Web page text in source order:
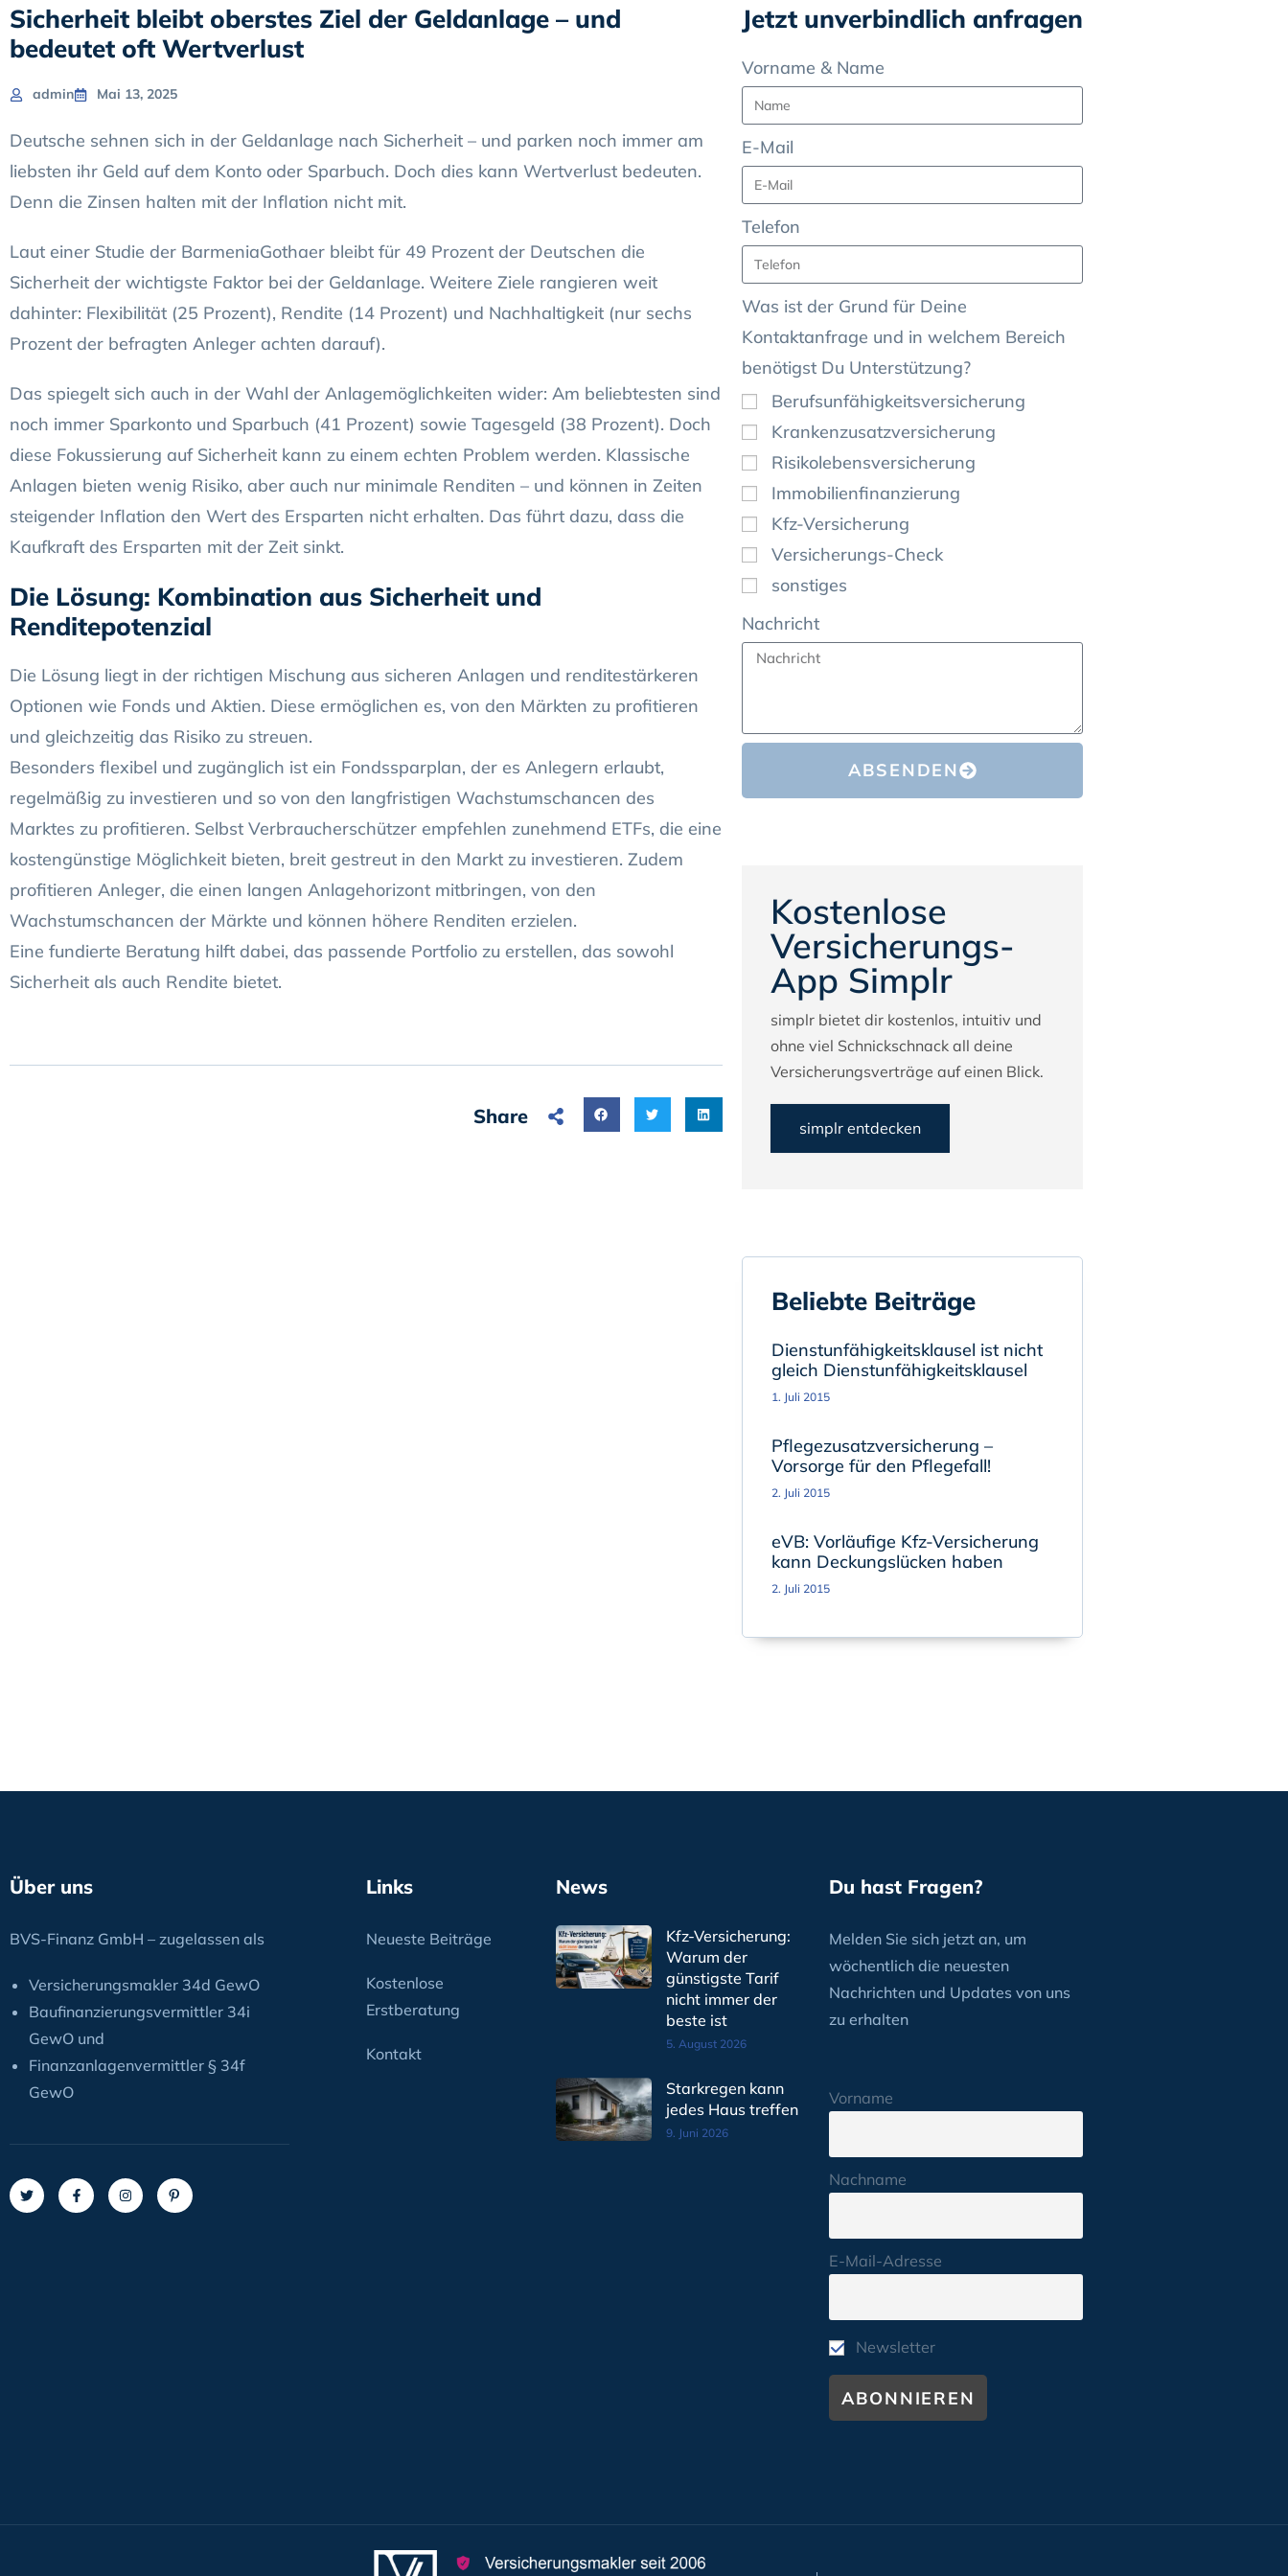
Sicherheit bleibt oberstes Ziel der Geldanlage – und
bedeutet oft Wertverlust
admin Mai 13, 2025
Deutsche sehnen sich in der Geldanlage nach Sicherheit – und parken noch immer am
liebsten ihr Geld auf dem Konto oder Sparbuch. Doch dies kann Wertverlust bedeuten.
Denn die Zinsen halten mit der Inflation nicht mit.
Laut einer Studie der BarmeniaGothaer bleibt für 49 Prozent der Deutschen die
Sicherheit der wichtigste Faktor bei der Geldanlage. Weitere Ziele rangieren weit
dahinter: Flexibilität (25 Prozent), Rendite (14 Prozent) und Nachhaltigkeit (nur sechs
Prozent der befragten Anleger achten darauf).
Das spiegelt sich auch in der Wahl der Anlagemöglichkeiten wider: Am beliebtesten sind
noch immer Sparkonto und Sparbuch (41 Prozent) sowie Tagesgeld (38 Prozent). Doch
diese Fokussierung auf Sicherheit kann zu einem echten Problem werden. Klassische
Anlagen bieten wenig Risiko, aber auch nur minimale Renditen – und können in Zeiten
steigender Inflation den Wert des Ersparten nicht erhalten. Das führt dazu, dass die
Kaufkraft des Ersparten mit der Zeit sinkt.
Die Lösung: Kombination aus Sicherheit und
Renditepotenzial
Die Lösung liegt in der richtigen Mischung aus sicheren Anlagen und renditestärkeren
Optionen wie Fonds und Aktien. Diese ermöglichen es, von den Märkten zu profitieren
und gleichzeitig das Risiko zu streuen.
Besonders flexibel und zugänglich ist ein Fondssparplan, der es Anlegern erlaubt,
regelmäßig zu investieren und so von den langfristigen Wachstumschancen des
Marktes zu profitieren. Selbst Verbraucherschützer empfehlen zunehmend ETFs, die eine
kostengünstige Möglichkeit bieten, breit gestreut in den Markt zu investieren. Zudem
profitieren Anleger, die einen langen Anlagehorizont mitbringen, von den
Wachstumschancen der Märkte und können höhere Renditen erzielen.
Eine fundierte Beratung hilft dabei, das passende Portfolio zu erstellen, das sowohl
Sicherheit als auch Rendite bietet.
Share
Jetzt unverbindlich anfragen
Vorname & Name
E-Mail
Telefon
Was ist der Grund für Deine
Kontaktanfrage und in welchem Bereich
benötigst Du Unterstützung?
Berufsunfähigkeitsversicherung
Krankenzusatzversicherung
Risikolebensversicherung
Immobilienfinanzierung
Kfz-Versicherung
Versicherungs-Check
sonstiges
Nachricht
ABSENDEN
Kostenlose
Versicherungs-
App Simplr
simplr bietet dir kostenlos, intuitiv und
ohne viel Schnickschnack all deine
Versicherungsverträge auf einen Blick.
simplr entdecken
Beliebte Beiträge
Dienstunfähigkeitsklausel ist nicht
gleich Dienstunfähigkeitsklausel
1. Juli 2015
Pflegezusatzversicherung –
Vorsorge für den Pflegefall!
2. Juli 2015
eVB: Vorläufige Kfz-Versicherung
kann Deckungslücken haben
2. Juli 2015
Über uns
BVS-Finanz GmbH – zugelassen als
Versicherungsmakler 34d GewO
Baufinanzierungsvermittler 34i
GewO und
Finanzanlagenvermittler § 34f
GewO
Links
Neueste Beiträge
Kostenlose
Erstberatung
Kontakt
News
Kfz-Versicherung:
Warum der
günstigste Tarif
nicht immer der
beste ist
5. August 2026
Starkregen kann
jedes Haus treffen
9. Juni 2026
Du hast Fragen?
Melden Sie sich jetzt an, um
wöchentlich die neuesten
Nachrichten und Updates von uns
zu erhalten
Vorname
Nachname
E-Mail-Adresse
Newsletter